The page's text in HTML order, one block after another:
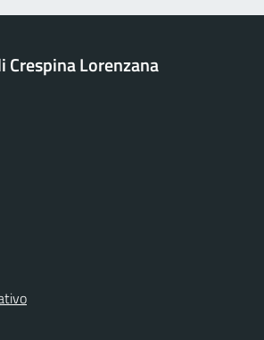
Crespina Lorenzana